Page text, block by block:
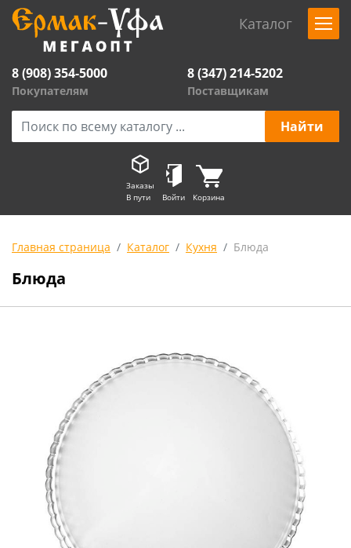
Каталог
8 (908) 354-5000
Покупателям
8 (347) 214-5202
Поставщикам
Заказы
В пути
Войти Корзина
Главная страница Каталог Кухня Блюда
Блюда